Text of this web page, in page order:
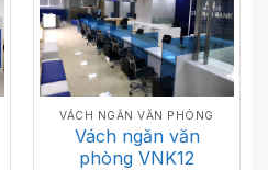
VÁCH NGĂN VĂN PHÒNG
Vách ngăn văn
phòng VNK12